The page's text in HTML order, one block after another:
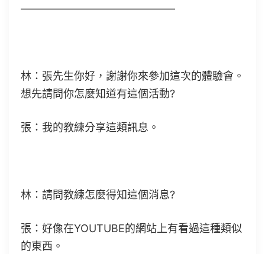
——————————————–
林：張先生你好，謝謝你來參加這次的體驗會。
想先請問你怎麼知道有這個活動?
張：我的教練分享這類訊息。
林：請問教練怎麼得知這個消息?
張：好像在YOUTUBE的網站上有看過這種類似
的東西。